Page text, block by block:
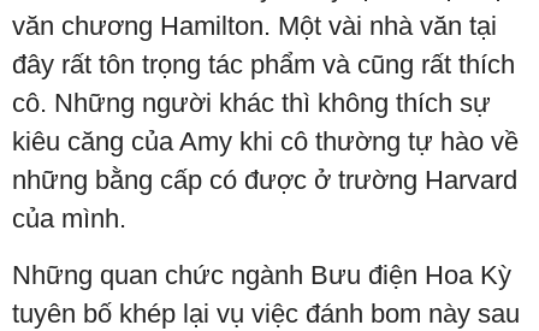
văn chương Hamilton. Một vài nhà văn tại
đây rất tôn trọng tác phẩm và cũng rất thích
cô. Những người khác thì không thích sự
kiêu căng của Amy khi cô thường tự hào về
những bằng cấp có được ở trường Harvard
của mình.
Những quan chức ngành Bưu điện Hoa Kỳ
tuyên bố khép lại vụ việc đánh bom này sau